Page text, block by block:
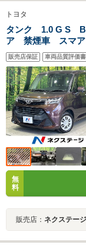
トヨタ
タンク 1.0 G S
ア 禁煙車 スマ
Bluetooth ETC
ッチ 車線逸脱警報
販売店保証 車両品質評価
無
料
販売店： ネクステー